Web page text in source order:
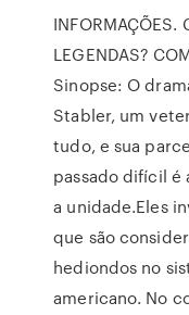
INFORMAÇÕES.
LEGENDAS?
Sinopse: O
Stabler, um
tudo, e sua
passado difícil é
a unidade.Eles
que são
hediondos no
americano. No